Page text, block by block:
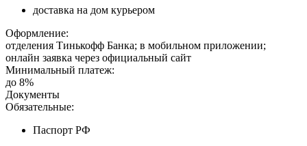
доставка на дом курьером
Оформление:
отделения Тинькофф Банка; в мобильном приложении;
онлайн заявка через официальный сайт
Минимальный платеж:
до 8%
Документы
Обязательные:
Паспорт РФ